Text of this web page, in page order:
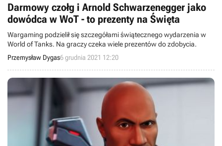
Darmowy czołg i Arnold Schwarzenegger jako
dowódca w WoT - to prezenty na Święta
Wargaming podzielił się szczegółami świątecznego wydarzenia w
World of Tanks. Na graczy czeka wiele prezentów do zdobycia.
Przemysław Dygas6 grudnia 2021 12:20